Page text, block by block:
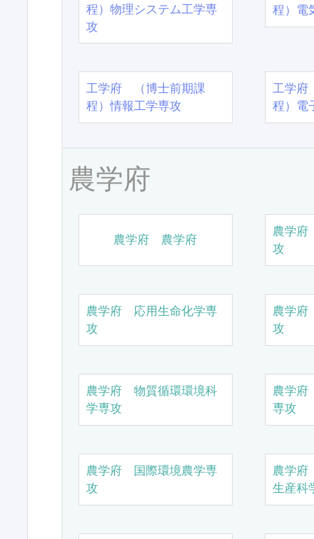
程）物理システム工学専
攻
程）電
工学府 （博士前期課
程）情報工学専攻
工学
程）電
農学府
農学府 農学府
農学
攻
農学府 応用生命化学専
攻
農学
攻
農学府 物質循環環境科
学専攻
農学
専攻
農学府 国際環境農学専
攻
農学
生産科